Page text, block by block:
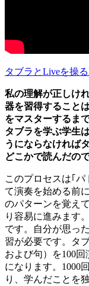
タブラとLiveを操
私の理解が正しけ
器を習得すること
をマスターするま
タブラを学ぶ学生
うにならなければ
どこかで読んだので
このプロセスは｢
て演奏を始める前
のパターンを覚え
り容易に進みます
です。自分が思っ
習が必要です。タ
および句）を100
になります。1000
り、学んだことを